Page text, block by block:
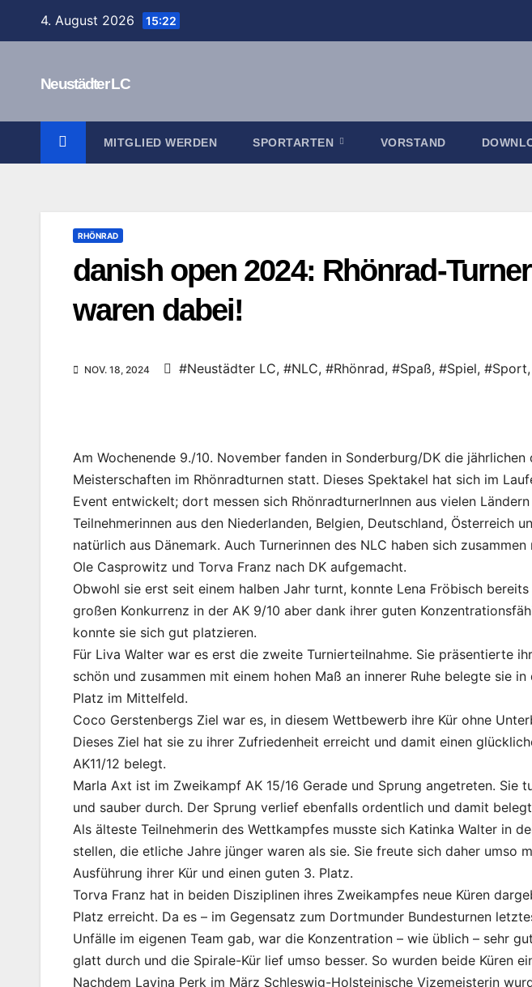
4. August 2026 15:22
Neustädter LC
MITGLIED WERDEN SPORTARTEN VORSTAND
RHÖNRAD
danish open 2024: Rhönrad-
waren dabei!
NOV. 18, 2024 #Neustädter LC, #NLC, #Rhönrad, #Spaß, #Spiel, #Sport,
Am Wochenende 9./10. November fanden in Sonderburg/DK die jährlichen
Meisterschaften im Rhönradturnen statt. Dieses Spektakel hat sich im
Event entwickelt; dort messen sich RhönradturnerInnen aus vielen
Teilnehmerinnen aus den Niederlanden, Belgien, Deutschland, Österreich
natürlich aus Dänemark. Auch Turnerinnen des NLC haben sich
Ole Casprowitz und Torva Franz nach DK aufgemacht.
Obwohl sie erst seit einem halben Jahr turnt, konnte Lena Fröbisch
großen Konkurrenz in der AK 9/10 aber dank ihrer guten
konnte sie sich gut platzieren.
Für Liva Walter war es erst die zweite Turnierteilnahme. Sie präsentierte
schön und zusammen mit einem hohen Maß an innerer Ruhe belegte sie in
Platz im Mittelfeld.
Coco Gerstenbergs Ziel war es, in diesem Wettbewerb ihre Kür ohne
Dieses Ziel hat sie zu ihrer Zufriedenheit erreicht und damit einen
AK11/12 belegt.
Marla Axt ist im Zweikampf AK 15/16 Gerade und Sprung angetreten. Sie
und sauber durch. Der Sprung verlief ebenfalls ordentlich und damit
Als älteste Teilnehmerin des Wettkampfes musste sich Katinka Walter in
stellen, die etliche Jahre jünger waren als sie. Sie freute sich daher umso
Ausführung ihrer Kür und einen guten 3. Platz.
Torva Franz hat in beiden Disziplinen ihres Zweikampfes neue Küren
Platz erreicht. Da es – im Gegensatz zum Dortmunder Bundesturnen
Unfälle im eigenen Team gab, war die Konzentration – wie üblich – sehr
glatt durch und die Spirale-Kür lief umso besser. So wurden beide Küren
Nachdem Lavina Perk im März Schleswig-Holsteinische Vizemeisterin